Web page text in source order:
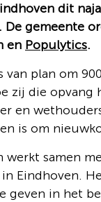
dit
De gemeente
en Populytics.
van plan om
zij die opvang
en
is om
werkt samen
Eindhoven.
geven in het